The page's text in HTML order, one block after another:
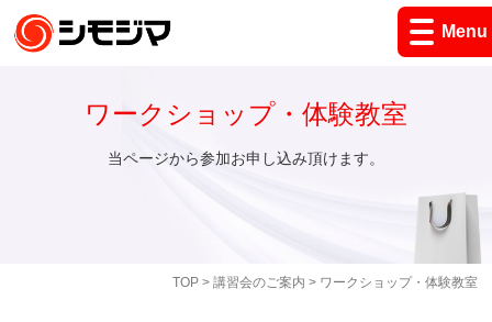
Menu
TOP> 講習会のご案内 > ワークショップ・体験教室
ワークショップ・体験教室
当ページから参加お申し込み頂けます。